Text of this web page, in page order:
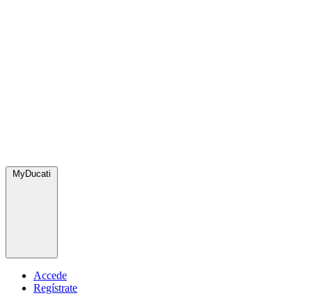
MyDucati
Accede
Regístrate